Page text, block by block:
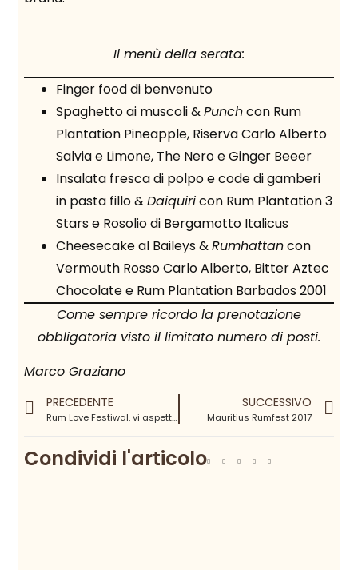
Il menù della serata:
Finger food di benvenuto
Spaghetto ai muscoli &Punchcon Rum
Plantation Pineapple, Riserva Carlo Alberto
Salvia e Limone, The Nero e Ginger Beeer
Insalata fresca di polpo e code di gamberi
in pasta fillo &Daiquiricon Rum Plantation 3
Stars e Rosolio di Bergamotto Italicus
Cheesecake al Baileys &Rumhattancon
Vermouth Rosso Carlo Alberto, Bitter Aztec
Chocolate e Rum Plantation Barbados 2001
Come sempre ricordo la prenotazione
obbligatoria visto il limitato numero di posti.
Marco Graziano
PRECEDENTE
Rum Love Festiwal, vi aspetto in Polonia
SUCCESSIVO
Mauritius Rumfest 2017
Condividi l'articolo